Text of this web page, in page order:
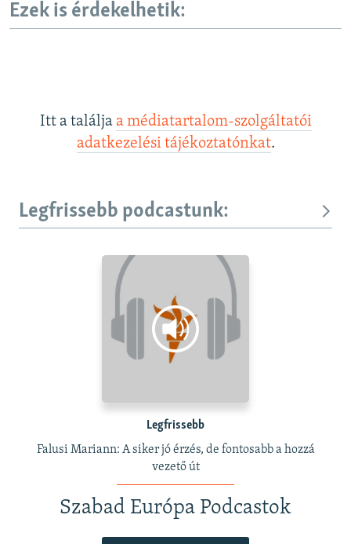
Ezek is érdekelhetik:
Itt a találja a médiatartalom-szolgáltatói
adatkezelési tájékoztatónkat.
Legfrissebb podcastunk:
Legfrissebb
Falusi Mariann: A siker jó érzés, de fontosabb a hozzá
vezető út
Szabad Európa Podcastok